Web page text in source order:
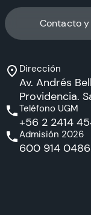
Contacto
Dirección
Av. Andrés
Providencia.
Teléfono UGM
+56 2 2414
Admisión 2026
600 914 0486